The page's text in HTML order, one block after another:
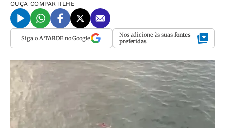
OUÇA COMPARTILHE
Siga o A TARDEno Google Nos adicione às suas fontes
preferidas